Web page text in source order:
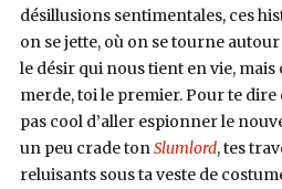
désillusions sentimentales, ces
on se jette, où on se tourne
le désir qui nous tient en vie, mais
merde, toi le premier. Pour te dire
pas cool d’aller espionner le
un peu crade tonSlumlord, tes
reluisants sous ta veste de